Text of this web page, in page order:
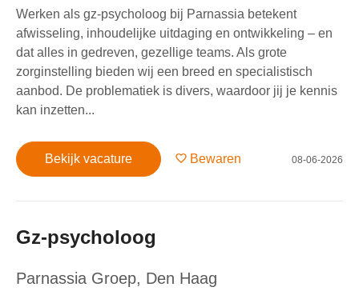
Werken als gz-psycholoog bij Parnassia betekent
afwisseling, inhoudelijke uitdaging en ontwikkeling – en
dat alles in gedreven, gezellige teams. Als grote
zorginstelling bieden wij een breed en specialistisch
aanbod. De problematiek is divers, waardoor jij je kennis
kan inzetten...
Bekijk vacature Bewaren 08-06-2026
Gz-psycholoog
Parnassia Groep, Den Haag